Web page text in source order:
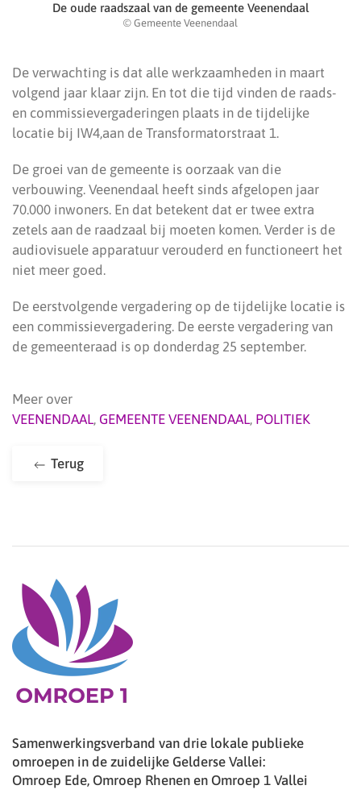
De oude raadszaal van de gemeente Veenendaal
© Gemeente Veenendaal
De verwachting is dat alle werkzaamheden in maart
volgend jaar klaar zijn. En tot die tijd vinden de raads-
en commissievergaderingen plaats in de tijdelijke
locatie bij IW4,aan de Transformatorstraat 1.
De groei van de gemeente is oorzaak van die
verbouwing. Veenendaal heeft sinds afgelopen jaar
70.000 inwoners. En dat betekent dat er twee extra
zetels aan de raadzaal bij moeten komen. Verder is de
audiovisuele apparatuur verouderd en functioneert het
niet meer goed.
De eerstvolgende vergadering op de tijdelijke locatie is
een commissievergadering. De eerste vergadering van
de gemeenteraad is op donderdag 25 september.
Meer over
VEENENDAAL, GEMEENTE VEENENDAAL, POLITIEK
Terug
Samenwerkingsverband van drie lokale publieke
omroepen in de zuidelijke Gelderse Vallei:
Omroep Ede, Omroep Rhenen en Omroep 1 Vallei